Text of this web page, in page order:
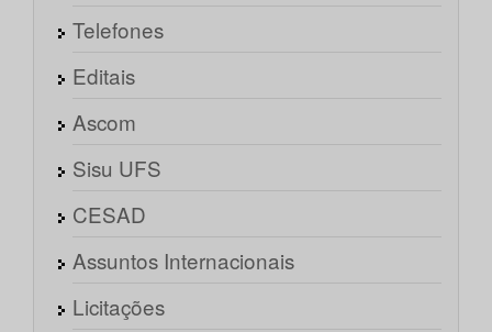
Telefones
Editais
Ascom
Sisu UFS
CESAD
Assuntos Internacionais
Licitações